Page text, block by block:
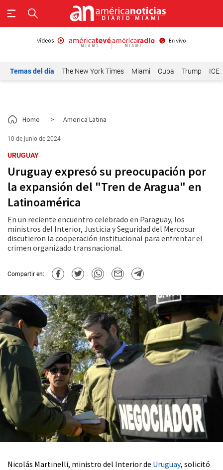
Temas del día The New York Times Miami Cuba Trump ICE
Home > America Latina
10 de junio de 2024
URUGUAY
Uruguay expresó su preocupación por
la expansión del "Tren de Aragua" en
Latinoamérica
En un reciente encuentro celebrado en Paraguay, los
ministros del Interior, Justicia y Seguridad del Mercosur
discutieron la cooperación institucional para enfrentar el
crimen organizado transnacional.
Compartir en:
Nicolás Martinelli, ministro del Interior de Uruguay, solicitó